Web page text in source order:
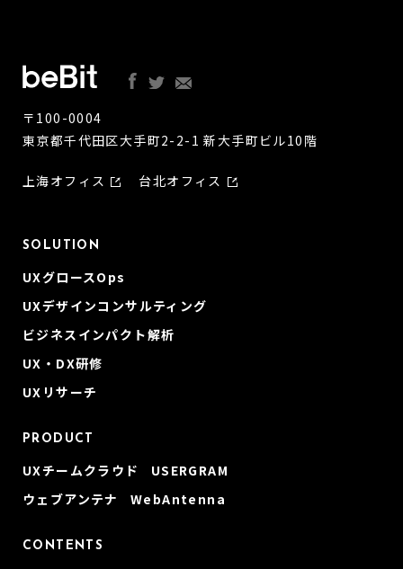
〒100-0004
東京都千代田区大手町2-2-1 新大手町ビル10階
上海オフィス 台北オフィス
SOLUTION
UXグロースOps
UXデザインコンサルティング
ビジネスインパクト解析
UX・DX研修
UXリサーチ
PRODUCT
UXチームクラウド USERGRAM
ウェブアンテナ WebAntenna
CONTENTS